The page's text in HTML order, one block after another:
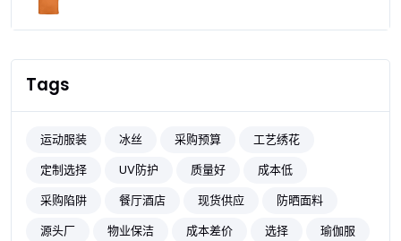
Tags
运动服装 冰丝 采购预算
工艺绣花
定制选择
UV防护 质量好
成本低
采购陷阱
餐厅酒店 现货供应
防晒面料
源头厂
物业保洁 成本差价 选择
瑜伽服